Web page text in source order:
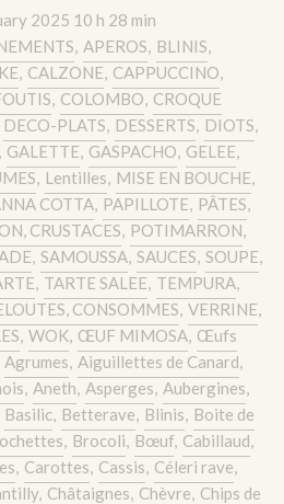
2025 10 h 28 min
, APEROS, BLINIS,
, CALZONE, CAPPUCCINO,
, COLOMBO, CROQUE
DECO-PLATS, DESSERTS, DIOTS,
, GALETTE, GASPACHO, GELEE,
, Lentilles, MISE EN BOUCHE,
COTTA, PAPILLOTE, PÂTES,
CRUSTACES, POTIMARRON,
, SAMOUSSA, SAUCES, SOUPE,
, TARTE SALEE, TEMPURA,
CONSOMMES, VERRINE,
, WOK, ŒUF MIMOSA, Œufs
Agrumes, Aiguillettes de Canard,
, Aneth, Asperges, Aubergines,
Basilic, Betterave, Blinis, Boite de
, Brocoli, Bœuf, Cabillaud,
, Carottes, Cassis, Céleri rave,
, Châtaignes, Chèvre, Chips de